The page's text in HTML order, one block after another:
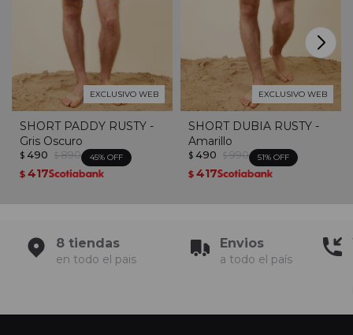
EXCLUSIVO WEB
SHORT PADDY RUSTY -
Gris Oscuro
$ 490 $ 890 45
$ 417
EXCLUSIVO WEB
SHORT DUBIA RUSTY -
Amarillo
$ 490 $ 990 51
$ 417
8 tiendas
en todo el pais
Envios
a todo el país